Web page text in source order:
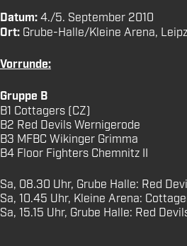
Datum: 4./5. September 2010
Ort: Grube-Halle/Kleine Arena,
Vorrunde:
Gruppe B
B1 Cottagers (CZ)
B2 Red Devils Wernigerode
B3 MFBC Wikinger Grimma
B4 Floor Fighters Chemnitz II
Sa, 08.30 Uhr, Grube Halle: Red
Sa, 10.45 Uhr, Kleine Arena:
Sa, 15.15 Uhr, Grube Halle: Red